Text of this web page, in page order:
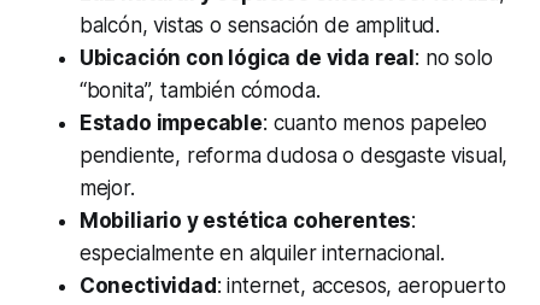
balcón, vistas o sensación de amplitud.
Ubicación con lógica de vida real : no solo
“bonita”, también cómoda.
Estado impecable: cuanto menos papeleo
pendiente, reforma dudosa o desgaste visual,
mejor.
Mobiliario y estética coherentes:
especialmente en alquiler internacional.
Conectividad : internet, accesos, aeropuerto